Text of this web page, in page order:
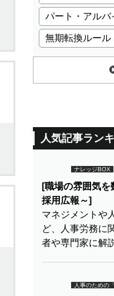
パート・アルバ
無期転換ルール
人気記事ラン
ナレッジBOX
[職場の雰囲気
採用広報～]
マネジメントや
ど、人事労務に
者や専門家に解
人事のための